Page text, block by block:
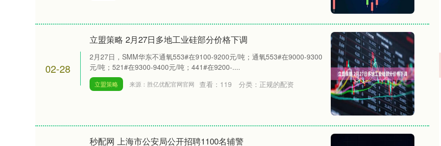
02-28
立盟策略 2月27日多地工业硅部分价格下调
2月27日，SMM华东不通氧553#在9100-9200元/吨；通氧553#在9000-9300
元/吨；521#在9300-9400元/吨；441#在9200-....
立盟策略 来源：胜亿优配官网官网 查看： 119 分类： 正规的配资
秒配网 上海市公安局公开招聘1100名辅警